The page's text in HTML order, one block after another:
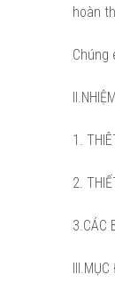
hoàn
Chúng
1.
2.
3.CÁC